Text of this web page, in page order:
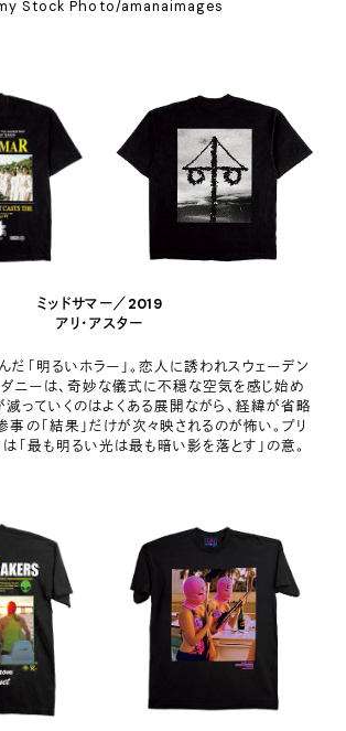
Stock Photo/amanaimages
ミッドサマー／2019
アリ・アスター
だ「明るいホラー」。恋人に誘われスウェーデン
ニーは、奇妙な儀式に不穏な空気を感じ始め
減っていくのはよくある展開ながら、経緯が省略
事の「結果」だけが次々映されるのが怖い。プリ
「最も明るい光は最も暗い影を落とす」の意。